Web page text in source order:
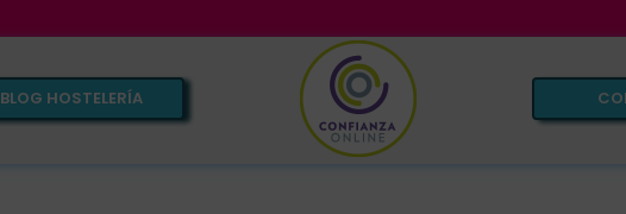
BLOG HOSTELERÍA